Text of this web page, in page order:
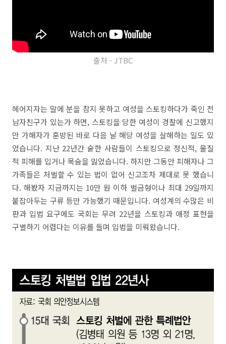
출처 - JTBC
헤어지자는 말에 분을 참지 못하고 여성을 스토킹하다가 죽인 전
남자친구가 있는가 하면, 스토킹을 당한 여성이 경찰에 신고했지
만 가해자가 훈방된 바로 다음 날 해당 여성을 살해하는 일도 있
었습니다. 지난 22년간 숱한 사람들이 스토킹으로 정신적, 물질
적 피해를 입거나 목숨을 잃었습니다. 하지만 그동안 피해자나 그
가족들은 처벌할 수 있는 법이 없어 신고조차 제대로 못 했습니
다. 해봤자 지금까지는 10만 원 이하 벌금형이나 최대 29일까지
붙잡아두는 구류 등만 가능했기 때문입니다. 여성계의 수많은 비
판과 입법 요구에도 국회는 무려 22년을 스토킹과 애정 표현을
구별하기 어렵다는 이유를 들며 입법을 미뤄왔습니다.